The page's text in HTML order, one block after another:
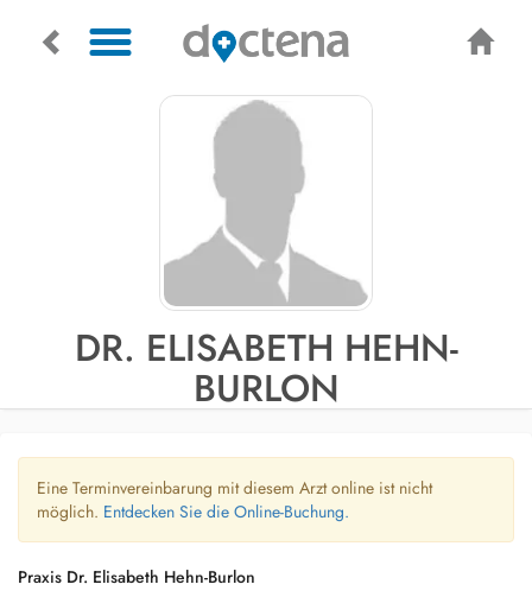
DR. ELISABETH HEHN-
BURLON
Eine Terminvereinbarung mit diesem Arzt online ist nicht
möglich. Entdecken Sie die Online-Buchung.
Praxis Dr. Elisabeth Hehn-Burlon